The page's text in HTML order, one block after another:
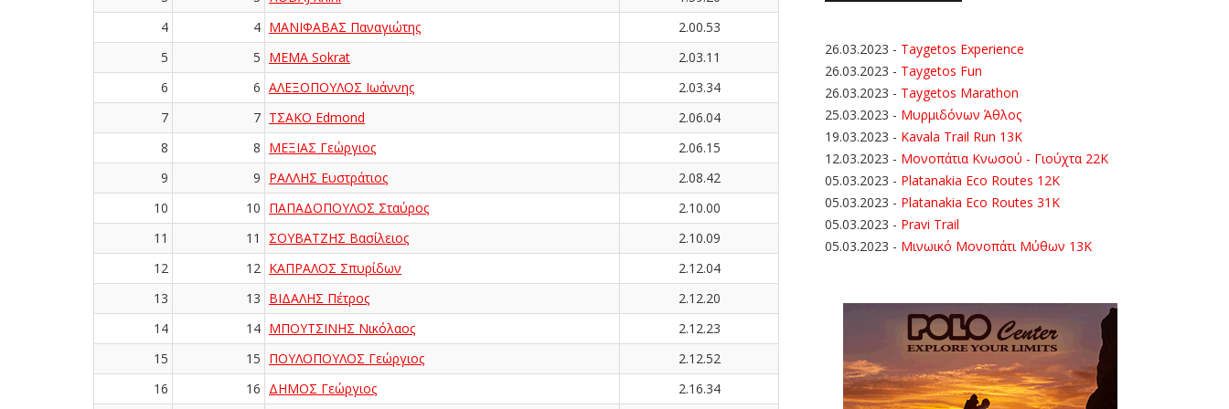
4
4 ΜΑΝΙΦΑΒΑΣ Παναγιώτης
2.00.53
5
5 MEMA Sokrat
2.03.11
6
6 ΑΛΕΞΟΠΟΥΛΟΣ Ιωάννης
2.03.34
7
7 ΤΣΑΚΟ Edmond
2.06.04
8
8 ΜΕΞΙΑΣ Γεώργιος
2.06.15
9
9 ΡΑΛΛΗΣ Ευστράτιος
2.08.42
10
10 ΠΑΠΑΔΟΠΟΥΛΟΣ Σταύρος
2.10.00
11
11 ΣΟΥΒΑΤΖΗΣ Βασίλειος
2.10.09
12
12 ΚΑΠΡΑΛΟΣ Σπυρίδων
2.12.04
13
13 ΒΙΔΑΛΗΣ Πέτρος
2.12.20
14
14 ΜΠΟΥΤΣΙΝΗΣ Νικόλαος
2.12.23
15
15 ΠΟΥΛΟΠΟΥΛΟΣ Γεώργιος
2.12.52
16
16 ΔΗΜΟΣ Γεώργιος 2.16.34
26.03.2023 - Taygetos Experience
26.03.2023 - Taygetos Fun
26.03.2023 - Taygetos Marathon
25.03.2023 - Μυρμιδόνων Άθλος
19.03.2023 - Kavala Trail Run 13K
12.03.2023 - Μονοπάτια Κνωσού - Γιούχτα 22Κ
05.03.2023 - Platanakia Eco Routes 12K
05.03.2023 - Platanakia Eco Routes 31K
05.03.2023 - Pravi Trail
05.03.2023 - Μινωικό Μονοπάτι Μύθων 13Κ